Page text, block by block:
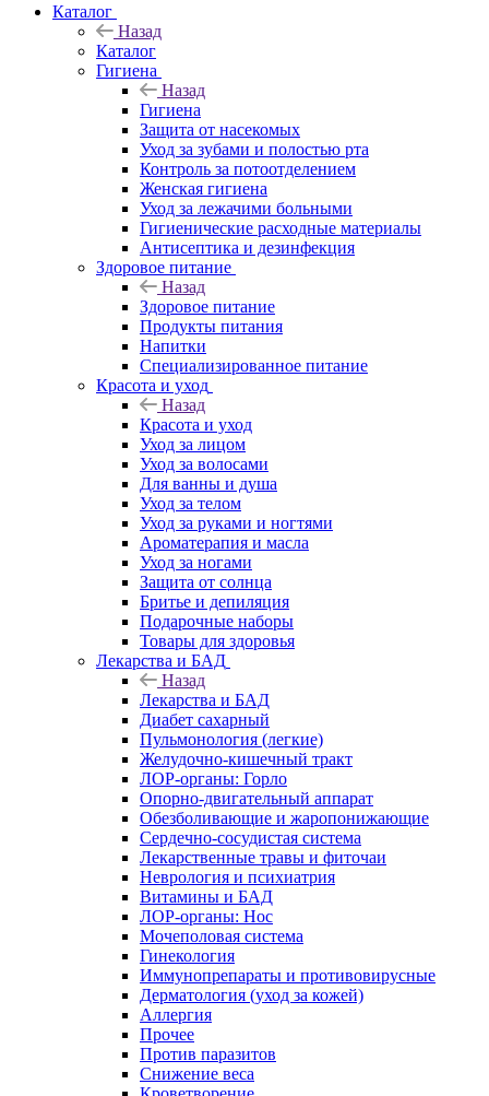
Каталог
Назад
Каталог
Гигиена
Назад
Гигиена
Защита от насекомых
Уход за зубами и полостью рта
Контроль за потоотделением
Женская гигиена
Уход за лежачими больными
Гигиенические расходные материалы
Антисептика и дезинфекция
Здоровое питание
Назад
Здоровое питание
Продукты питания
Напитки
Специализированное питание
Красота и уход
Назад
Красота и уход
Уход за лицом
Уход за волосами
Для ванны и душа
Уход за телом
Уход за руками и ногтями
Ароматерапия и масла
Уход за ногами
Защита от солнца
Бритье и депиляция
Подарочные наборы
Товары для здоровья
Лекарства и БАД
Назад
Лекарства и БАД
Диабет сахарный
Пульмонология (легкие)
Желудочно-кишечный тракт
ЛОР-органы: Горло
Опорно-двигательный аппарат
Обезболивающие и жаропонижающие
Сердечно-сосудистая система
Лекарственные травы и фиточаи
Неврология и психиатрия
Витамины и БАД
ЛОР-органы: Нос
Мочеполовая система
Гинекология
Иммунопрепараты и противовирусные
Дерматология (уход за кожей)
Аллергия
Прочее
Против паразитов
Снижение веса